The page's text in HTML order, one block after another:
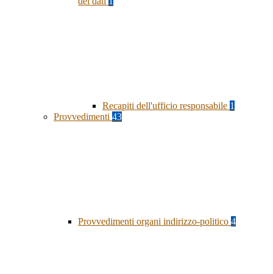
Recapiti dell'ufficio responsabile 1
Provvedimenti 43
Provvedimenti organi indirizzo-politico 4